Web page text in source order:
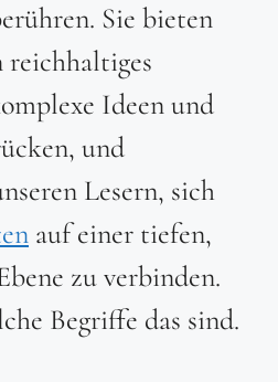
Sie bieten
reichhaltiges
Ideen und
und
Lesern, sich
auf einer tiefen,
zu verbinden.
Begriffe das sind.